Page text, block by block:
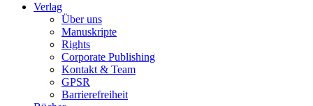
Verlag
Über uns
Manuskripte
Rights
Corporate Publishing
Kontakt & Team
GPSR
Barrierefreiheit